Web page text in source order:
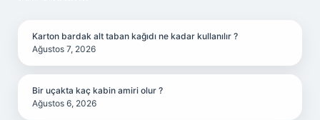
SIDEBAR
Karton bardak alt taban kağıdı ne kadar kullanılır ?
Ağustos 7, 2026
Bir uçakta kaç kabin amiri olur ?
Ağustos 6, 2026